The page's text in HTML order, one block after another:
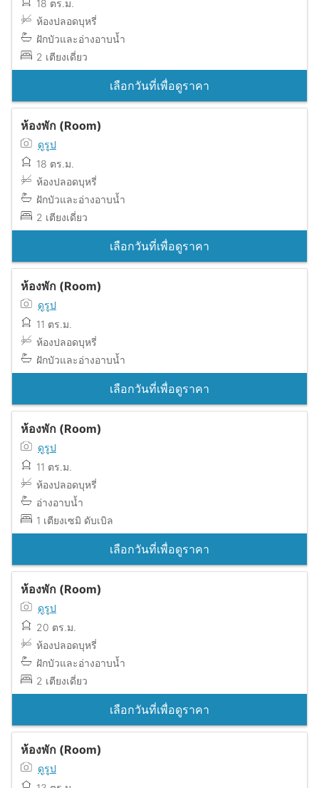
18 ตร.ม.
ห้องปลอดบุหรี่
ฝักบัวและอ่างอาบน้ำ
2 เตียงเดี่ยว
เลือกวันที่เพื่อดูราคา
ห้องพัก (Room)
ดูรูป
18 ตร.ม.
ห้องปลอดบุหรี่
ฝักบัวและอ่างอาบน้ำ
2 เตียงเดี่ยว
เลือกวันที่เพื่อดูราคา
ห้องพัก (Room)
ดูรูป
11 ตร.ม.
ห้องปลอดบุหรี่
ฝักบัวและอ่างอาบน้ำ
เลือกวันที่เพื่อดูราคา
ห้องพัก (Room)
ดูรูป
11 ตร.ม.
ห้องปลอดบุหรี่
อ่างอาบน้ำ
1 เตียงเซมิ ดับเบิล
เลือกวันที่เพื่อดูราคา
ห้องพัก (Room)
ดูรูป
20 ตร.ม.
ห้องปลอดบุหรี่
ฝักบัวและอ่างอาบน้ำ
2 เตียงเดี่ยว
เลือกวันที่เพื่อดูราคา
ห้องพัก (Room)
ดูรูป